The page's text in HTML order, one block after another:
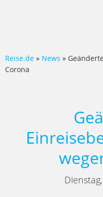
Reise.de » News »
Corona